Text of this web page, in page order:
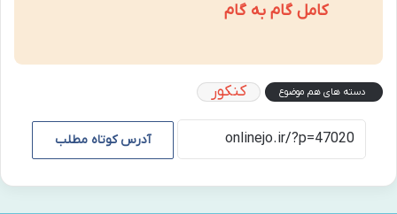
کامل گام به گام
دسته های هم موضوع کنکور
آدرس کوتاه مطلب